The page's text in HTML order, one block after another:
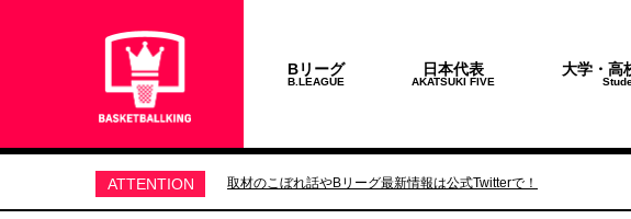
Bリーグ
B.LEAGUE
日本代表
AKATSUKI FIVE
大学・高
ATTENTION 取材のこぼれ話やBリーグ最新情報は公式Twitterで！